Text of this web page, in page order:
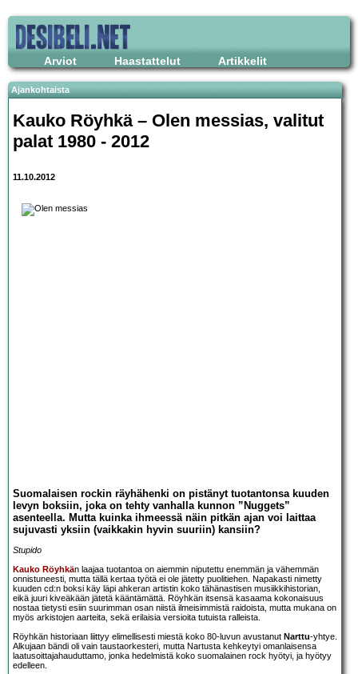
Arviot Haastattelut Artikkelit
Ajankohtaista
Kauko Röyhkä – Olen messias, valitut
palat 1980 - 2012
11.10.2012
Suomalaisen rockin räyhähenki on pistänyt tuotantonsa kuuden
levyn boksiin, joka on tehty vanhalla kunnon ”Nuggets”
asenteella. Mutta kuinka ihmeessä näin pitkän ajan voi laittaa
sujuvasti yksiin (vaikkakin hyvin suuriin) kansiin?
Stupido
Kauko Röyhkän laajaa tuotantoa on aiemmin niputettu enemmän ja vähemmän
onnistuneesti, mutta tällä kertaa työtä ei ole jätetty puolitiehen. Napakasti nimetty
kuuden cd:n boksi käy läpi ahkeran artistin koko tähänastisen musiikkihistorian,
eikä juuri kiveäkään jätetä kääntämättä. Röyhkän itsensä kasaama kokonaisuus
nostaa tietysti esiin suurimman osan niistä ilmeisimmistä raidoista, mutta mukana on
myös arkistojen aarteita, sekä erilaisia versioita tutuista ralleista.
Röyhkän historiaan liittyy elimellisesti miestä koko 80-luvun avustanut Narttu-yhtye.
Alkujaan bändi oli vain taustaorkesteri, mutta Nartusta kehkeytyi omanlaisensa
laatusoittajahauduttamo, jonka hedelmistä koko suomalainen rock hyötyi, ja hyötyy
edelleen.